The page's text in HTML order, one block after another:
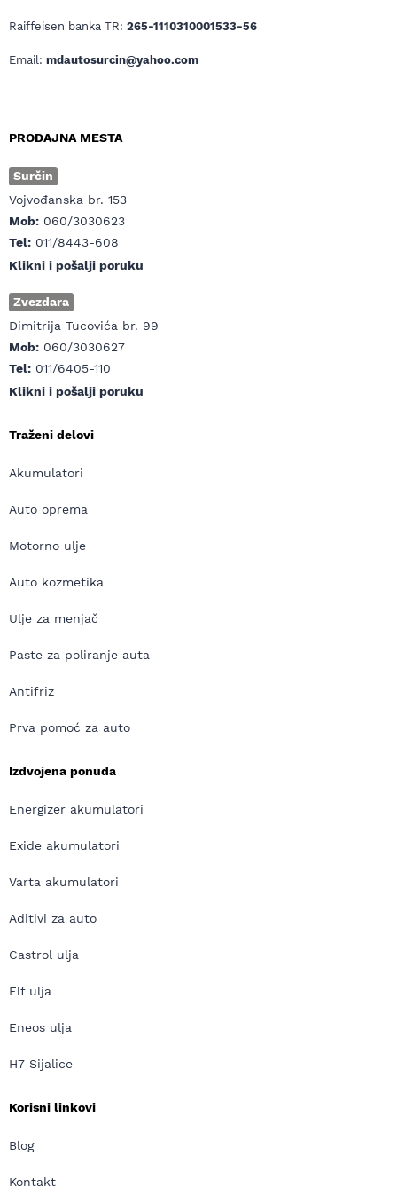
Raiffeisen banka TR: 265-1110310001533-56
Email: mdautosurcin@yahoo.com
PRODAJNA MESTA
Surčin
Vojvođanska br. 153
Mob: 060/3030623
Tel: 011/8443-608
Klikni i pošalji poruku
Zvezdara
Dimitrija Tucovića br. 99
Mob: 060/3030627
Tel: 011/6405-110
Klikni i pošalji poruku
Traženi delovi
Akumulatori
Auto oprema
Motorno ulje
Auto kozmetika
Ulje za menjač
Paste za poliranje auta
Antifriz
Prva pomoć za auto
Izdvojena ponuda
Energizer akumulatori
Exide akumulatori
Varta akumulatori
Aditivi za auto
Castrol ulja
Elf ulja
Eneos ulja
H7 Sijalice
Korisni linkovi
Blog
Kontakt